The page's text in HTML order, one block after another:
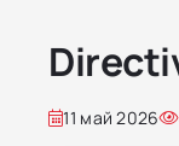
11 май 2026